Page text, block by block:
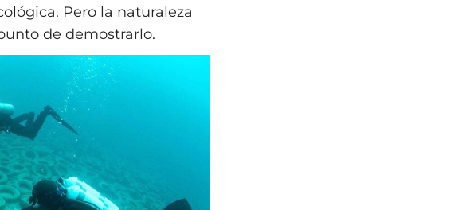
Pero la naturaleza
de demostrarlo.